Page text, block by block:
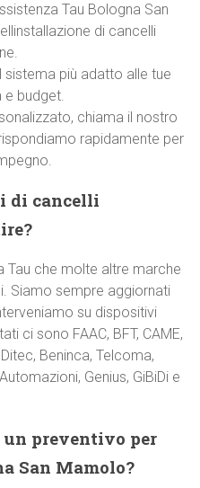
Tau Bologna San
di cancelli
più adatto alle tue
e budget.
chiama il nostro
rapidamente per
di cancelli
Tau che molte altre marche
Siamo sempre aggiornati
su dispositivi
ci sono FAAC, BFT, CAME,
Beninca, Telcoma,
Genius, GiBiDi e
un preventivo per
San Mamolo?